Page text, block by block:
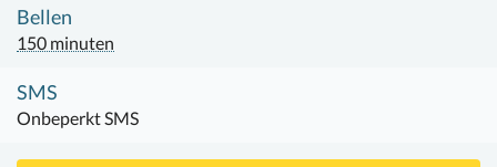
Bellen
150 minuten
SMS
Onbeperkt SMS